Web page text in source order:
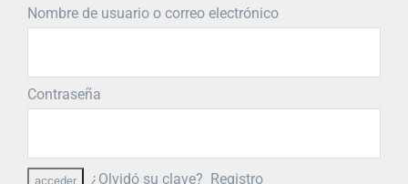
Nombre de usuario o correo electrónico
Contraseña
¿Olvidó su clave? Registro